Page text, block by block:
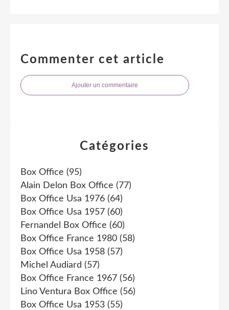
Commenter cet article
Ajouter un commentaire
Catégories
Box Office (95)
Alain Delon Box Office (77)
Box Office Usa 1976 (64)
Box Office Usa 1957 (60)
Fernandel Box Office (60)
Box Office France 1980 (58)
Box Office Usa 1958 (57)
Michel Audiard (57)
Box Office France 1967 (56)
Lino Ventura Box Office (56)
Box Office Usa 1953 (55)